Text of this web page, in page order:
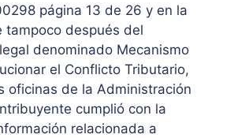
página 13 de 26 y en la
tampoco después del
denominado Mecanismo
el Conflicto Tributario,
oficinas de la Administración
cumplió con la
relacionada a